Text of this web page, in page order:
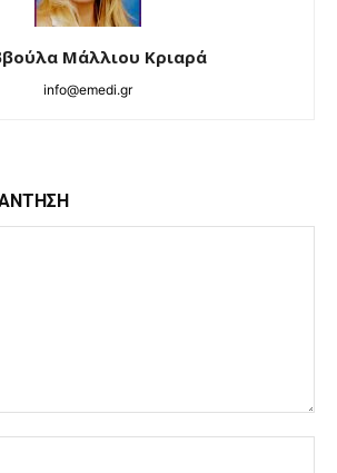
Μάλλιου Κριαρά
info@emedi.gr